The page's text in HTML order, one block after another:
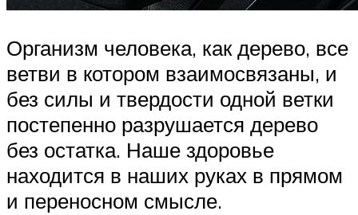
Организм человека, как дерево, все
ветви в котором взаимосвязаны, и
без силы и твердости одной ветки
постепенно разрушается дерево
без остатка. Наше здоровье
находится в наших руках в прямом
и переносном смысле.